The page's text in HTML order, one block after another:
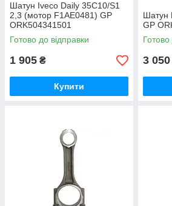
Шатун Iveco Daily 35C10/S1
2,3 (мотор F1AE0481) GP
ORK504341501
Готово до відправки
1 905 ₴
Купити
Шатун
GP
Готово
3 050